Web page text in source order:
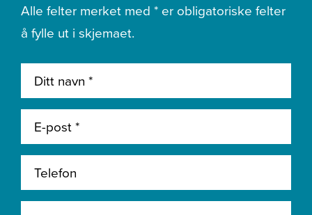
Alle felter merket med * er obligatoriske felter
å fylle ut i skjemaet.